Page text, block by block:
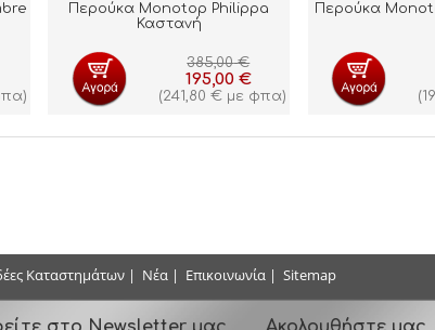
Περούκα Monotop Philippa
Καστανή
385,00 €
195,00 €
(241,80 €με φπα)
Περούκα
(
Καταστημάτων | Νέα | Επικοινωνία | Sitemap